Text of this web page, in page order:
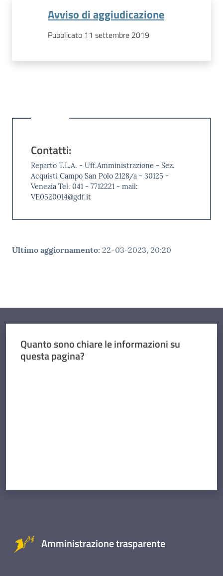
Avviso di aggiudicazione
Pubblicato 11 settembre 2019
Contatti:
Reparto T.L.A. - Uff.Amministrazione - Sez.
Acquisti Campo San Polo 2128/a - 30125 -
Venezia Tel. 041 - 7712221 - mail:
VE0520014@gdf.it
Ultimo aggiornamento: 22-03-2023, 20:20
Quanto sono chiare le informazioni su
questa pagina?
Amministrazione trasparente